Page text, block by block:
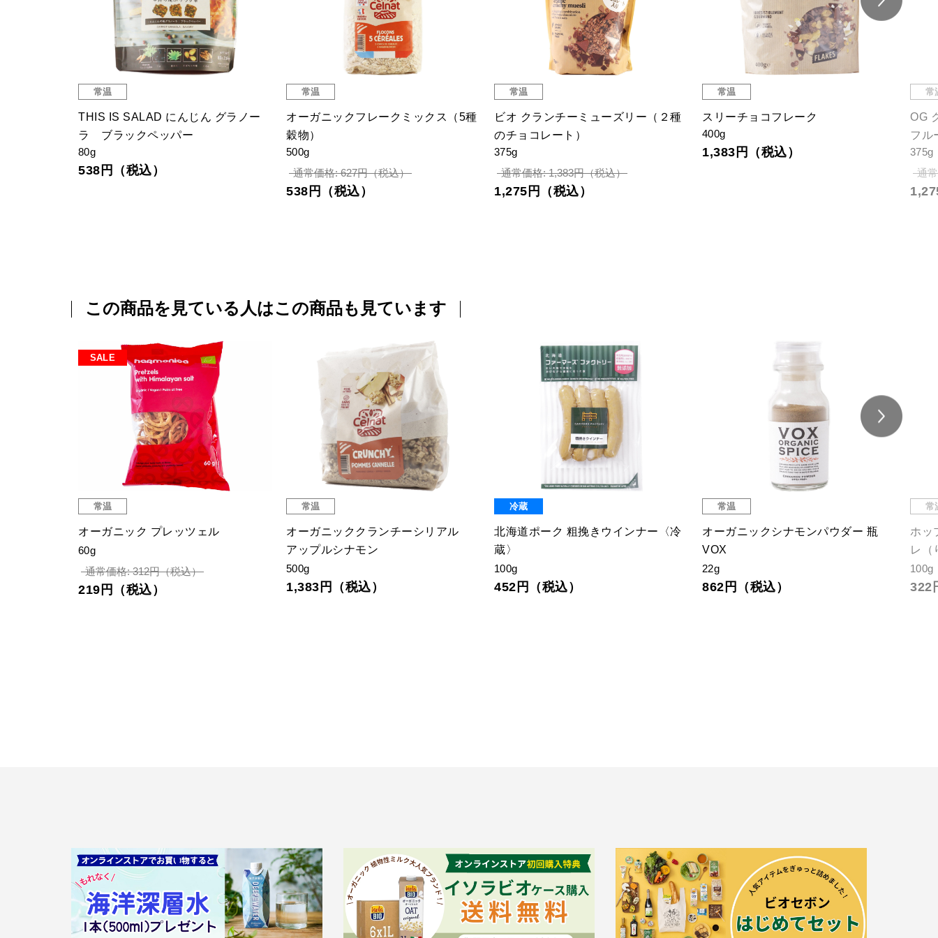
常温
THIS IS SALAD にんじん グラノー
ラ ブラックペッパー
80g
538円（税込）
常温
オーガニックフレークミックス（5種
穀物）
500g
通常価格: 627円（税込）
538円（税込）
常温
ビオ クランチーミューズリー（２種
のチョコレート）
375g
通常価格: 1,383円（税込）
1,275円（税込）
常温
スリーチョコフレーク
400g
1,383円（税込）
常
OG
フル
375g
通
この商品を見ている人はこの商品も見ています
SALE
常温
オーガニック プレッツェル
60g
通常価格: 312円（税込）
219円（税込）
常温
オーガニッククランチーシリアル
アップルシナモン
500g
1,383円（税込）
冷蔵
北海道ポーク 粗挽きウインナー〈冷
蔵〉
100g
452円（税込）
常温
オーガニックシナモンパウダー 瓶
VOX
22g
862円（税込）
常
ホッ
レ（
100g
322